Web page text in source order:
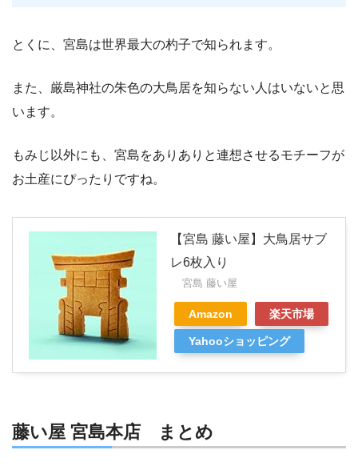
とくに、宮島は世界最大の杓子で知られます。
また、厳島神社の朱色の大鳥居を知らない人はいないと思
います。
もみじ以外にも、宮島をありありと連想させるモチーフが
お土産にぴったりですね。
【宮島 藤い屋】大鳥居サブ
レ6枚入り
宮島 藤い屋
Amazon 楽天市場
Yahooショッピング
藤い屋 宮島本店 まとめ